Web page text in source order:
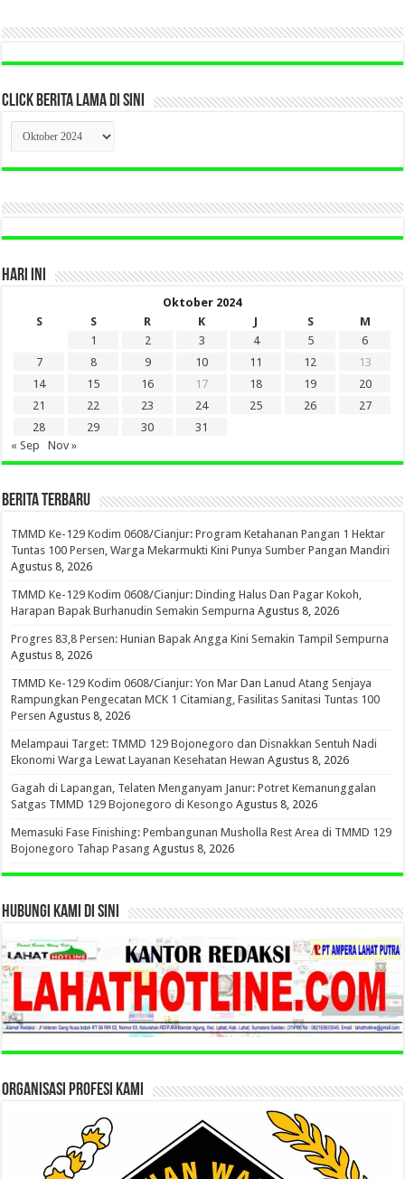
CLICK BERITA LAMA DI SINI
CLICK
BERITA
LAMA
DI
HARI INI
Oktober 2024
S
S R K J S
M
1
2 3 4 5
6
7
8 9 10 11 12
13
14
15 16 17 18 19
20
21
22 23 24 25 26
27
28
29 30
31
« Sep
Nov »
BERITA TERBARU
TMMD Ke-129 Kodim 0608/Cianjur: Program Ketahanan Pangan 1 Hektar
Tuntas 100 Persen, Warga Mekarmukti Kini Punya Sumber Pangan Mandiri
Agustus 8, 2026
TMMD Ke-129 Kodim 0608/Cianjur: Dinding Halus Dan Pagar Kokoh,
Harapan Bapak Burhanudin Semakin Sempurna Agustus 8, 2026
Progres 83,8 Persen: Hunian Bapak Angga Kini Semakin Tampil Sempurna
Agustus 8, 2026
TMMD Ke-129 Kodim 0608/Cianjur: Yon Mar Dan Lanud Atang Senjaya
Rampungkan Pengecatan MCK 1 Citamiang, Fasilitas Sanitasi Tuntas 100
Persen Agustus 8, 2026
Melampaui Target: TMMD 129 Bojonegoro dan Disnakkan Sentuh Nadi
Ekonomi Warga Lewat Layanan Kesehatan Hewan Agustus 8, 2026
Gagah di Lapangan, Telaten Menganyam Janur: Potret Kemanunggalan
Satgas TMMD 129 Bojonegoro di Kesongo Agustus 8, 2026
Memasuki Fase Finishing: Pembangunan Musholla Rest Area di TMMD 129
Bojonegoro Tahap Pasang Agustus 8, 2026
HUBUNGI KAMI DI SINI
ORGANISASI PROFESI KAMI